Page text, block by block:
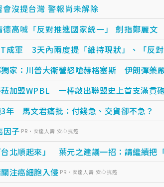
會沒提台灣 警報尚未解除
德高喊「反對推進國家統一」 劍指鄭麗文
成軍 3天內兩度提「維持現狀」、「反對
獨家：川普大衛營怒嗆赫格塞斯 伊朗彈藥
加盟WPBL 一棒敲出聯盟史上首支滿貫
年 馬文君痛批：付錢急、交貨卻不急？
因子 PR・安達人壽 安心抗癌
北順起來」 葉元之建議一招：請繼續把
注癌細胞入侵 PR・安達人壽 安心抗癌